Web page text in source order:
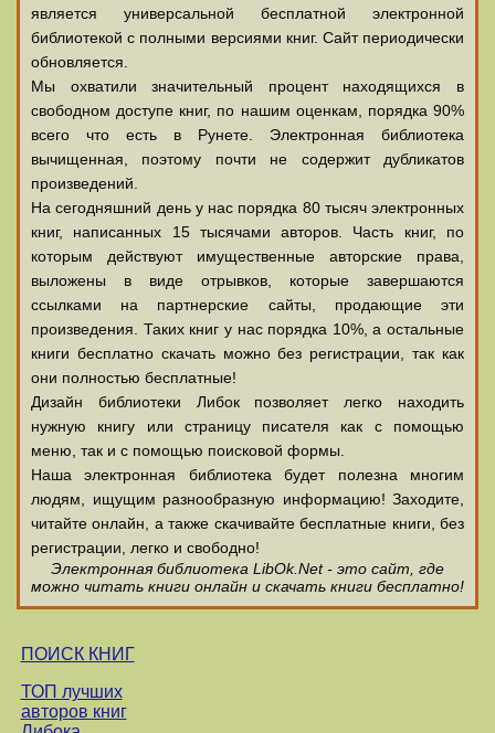
является универсальной бесплатной электронной
библиотекой с полными версиями книг. Сайт периодически
обновляется.
Мы охватили значительный процент находящихся в
свободном доступе книг, по нашим оценкам, порядка 90%
всего что есть в Рунете. Электронная библиотека
вычищенная, поэтому почти не содержит дубликатов
произведений.
На сегодняшний день у нас порядка 80 тысяч электронных
книг, написанных 15 тысячами авторов. Часть книг, по
которым действуют имущественные авторские права,
выложены в виде отрывков, которые завершаются
ссылками на партнерские сайты, продающие эти
произведения. Таких книг у нас порядка 10%, а остальные
книги бесплатно скачать можно без регистрации, так как
они полностью бесплатные!
Дизайн библиотеки Либок позволяет легко находить
нужную книгу или страницу писателя как с помощью
меню, так и с помощью поисковой формы.
Наша электронная библиотека будет полезна многим
людям, ищущим разнообразную информацию! Заходите,
читайте онлайн, а также скачивайте бесплатные книги, без
регистрации, легко и свободно!
Электронная библиотека LibOk.Net - это сайт, где
можно читать книги онлайн и скачать книги бесплатно!
ПОИСК КНИГ
ТОП лучших
авторов книг